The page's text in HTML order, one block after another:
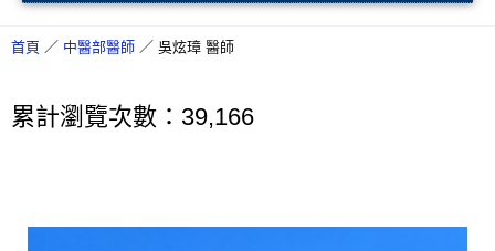
首頁 ／ 中醫部醫師 ／ 吳炫璋 醫師
累計瀏覽次數：39,166